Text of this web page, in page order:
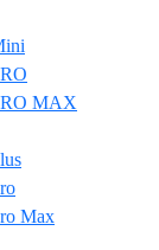
MAX
Max